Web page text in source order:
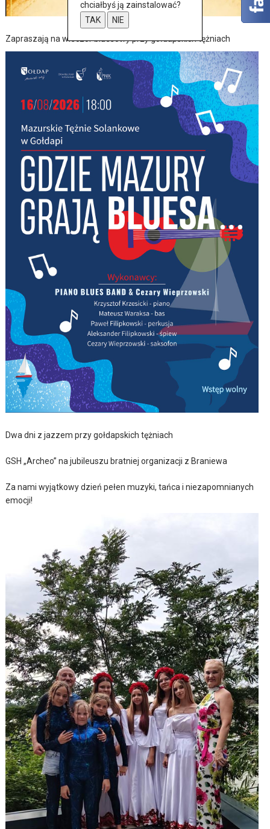
Zapraszają na wieczór bluesowy przy gołdapskich tężniach
Dwa dni z jazzem przy gołdapskich tężniach
GSH „Archeo” na jubileuszu bratniej organizacji z Braniewa
Za nami wyjątkowy dzień pełen muzyki, tańca i niezapomnianych
emocji!
chciałbyś ją zainstalować?
TAK
NIE